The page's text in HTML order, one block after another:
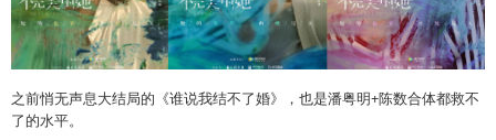
之前悄无声息大结局的《谁说我结不了婚》，也是潘粤明+陈数合体都救不
了的水平。